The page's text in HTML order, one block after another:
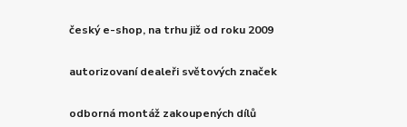
český e-shop, na trhu již od roku 2009
autorizovaní dealeři světových značek
odborná montáž zakoupených dílů